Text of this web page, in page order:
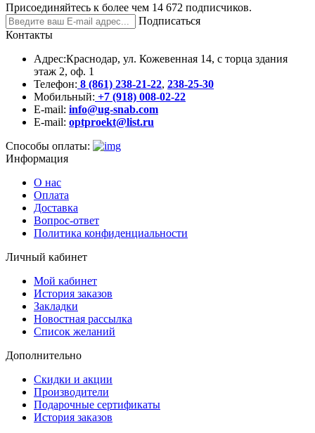
Присоединяйтесь к более чем 14 672 подписчиков.
Подписаться
Контакты
Адрес:Краснодар, ул. Кожевенная 14, с торца здания
этаж 2, оф. 1
Телефон: 8 (861) 238-21-22, 238-25-30
Мобильный: +7 (918) 008-02-22
E-mail: info@ug-snab.com
E-mail: optproekt@list.ru
Способы оплаты:
Информация
О нас
Оплата
Доставка
Вопрос-ответ
Политика конфиденциальности
Личный кабинет
Мой кабинет
История заказов
Закладки
Новостная рассылка
Список желаний
Дополнительно
Скидки и акции
Производители
Подарочные сертификаты
История заказов